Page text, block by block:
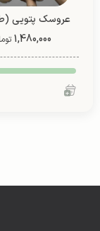
عروسک پتویی
1,480,000